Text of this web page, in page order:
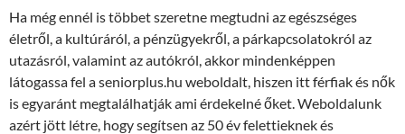
Ha még ennél is többet szeretne megtudni az egészséges
életről, a kultúráról, a pénzügyekről, a párkapcsolatokról az
utazásról, valamint az autókról, akkor mindenképpen
látogassa fel a seniorplus.hu weboldalt, hiszen itt férfiak és nők
is egyaránt megtalálhatják ami érdekelné őket. Weboldalunk
azért jött létre, hogy segítsen az 50 év felettieknek és